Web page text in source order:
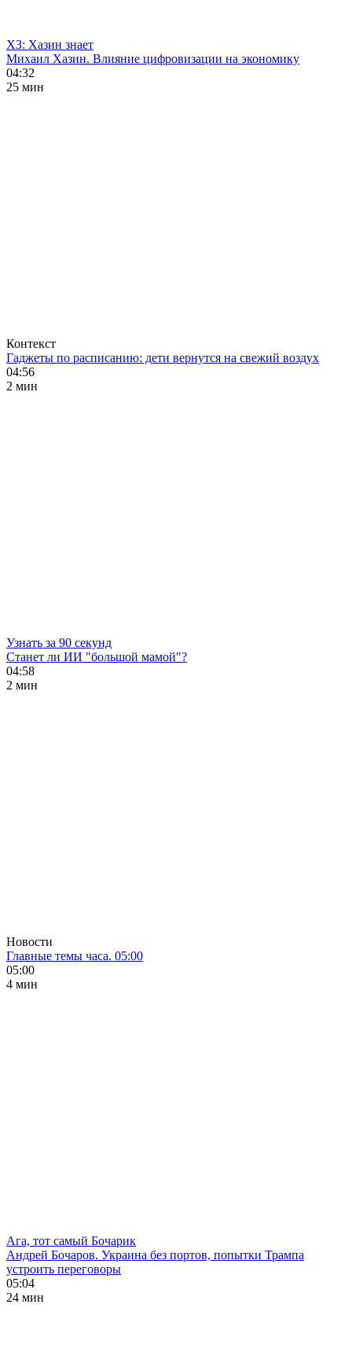
ХЗ: Хазин знает
Михаил Хазин. Влияние цифровизации на экономику
04:32
25 мин
Контекст
Гаджеты по расписанию: дети вернутся на свежий воздух
04:56
2 мин
Узнать за 90 секунд
Станет ли ИИ "большой мамой"?
04:58
2 мин
Новости
Главные темы часа. 05:00
05:00
4 мин
Ага, тот самый Бочарик
Андрей Бочаров. Украина без портов, попытки Трампа
устроить переговоры
05:04
24 мин